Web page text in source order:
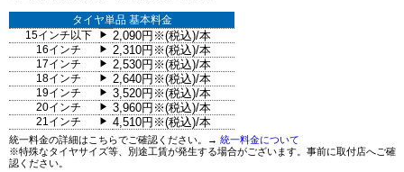
タイヤ単品 基本料金
15インチ以下
▶ 2,090円※(税込)/本
16インチ ▶ 2,310円※(税込)/本
17インチ ▶ 2,530円※(税込)/本
18インチ ▶ 2,640円※(税込)/本
19インチ ▶ 3,520円※(税込)/本
20インチ ▶ 3,960円※(税込)/本
21インチ ▶ 4,510円※(税込)/本
統一料金の詳細はこちらでご確認ください。→ 統一料金について
※特殊なタイヤサイズ等、別途工賃が発生する場合がございます。事前に取付店へご確
認ください。